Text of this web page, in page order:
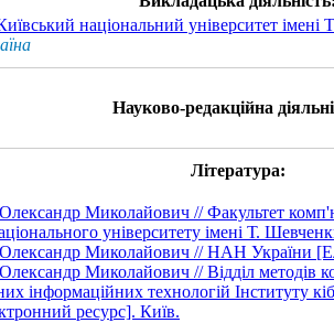
національний університет імені
Науково-редакційна
Література:
Миколайович // Факультет
університету імені Т.
Олександр Миколайович // НАН України
Миколайович // Відділ методів
інформаційних технологій Інституту
ресурс]. Київ.